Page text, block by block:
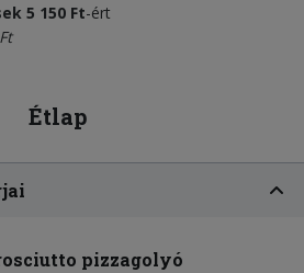
5 150 Ft-ért
Étlap
pizzagolyó